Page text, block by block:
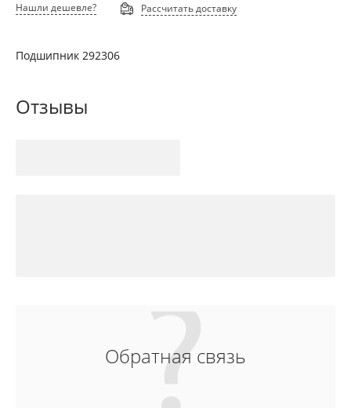
Нашли дешевле? Рассчитать доставку
Подшипник 292306
Отзывы
Обратная связь